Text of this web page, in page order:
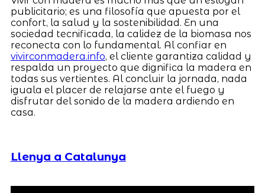
publicitario; es una filosofía que apuesta por el
confort, la salud y la sostenibilidad. En una
sociedad tecnificada, la calidez de la biomasa nos
reconecta con lo fundamental. Al confiar en
vivirconmadera.info, el cliente garantiza calidad y
respalda un proyecto que dignifica la madera en
todas sus vertientes. Al concluir la jornada, nada
iguala el placer de relajarse ante el fuego y
disfrutar del sonido de la madera ardiendo en
casa.
Llenya a Catalunya